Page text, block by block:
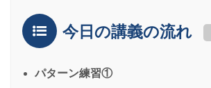
今日の講義の流れ
パターン練習①